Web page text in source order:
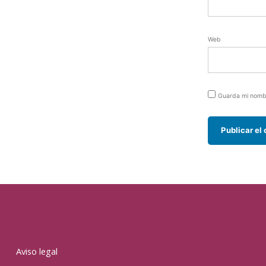
Web
Guarda mi
Aviso legal